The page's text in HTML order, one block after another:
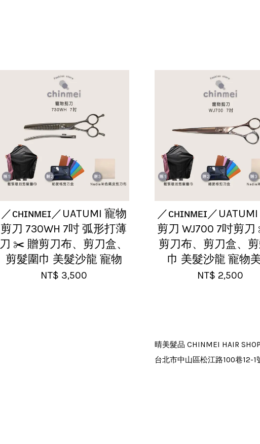
／ᴄʜɪɴᴍᴇɪ／UATUMI 寵物
剪刀 730WH 7吋 弧形打薄
刀 ✂️ 贈剪刀布、剪刀盒、
剪髮圍巾 美髮沙龍 寵物
NT$ 3,500
／ᴄʜɪɴᴍᴇɪ／
剪刀 WJ700 7吋剪
剪刀布、剪刀盒、
巾 美髮沙龍 寵物
NT$ 2,500
晴美髮品 CHINMEI HAIR SHOP
台北市中山區松江路100巷12-1